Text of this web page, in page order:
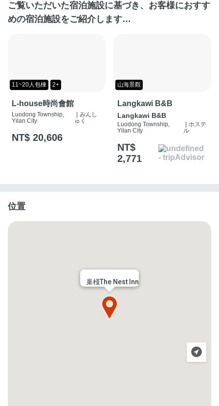
ご覧いただいた宿泊施設に基づき、お客様におすす
めの宿泊施設をご紹介します…
11~20人包棟 2+
L-house時尚會館
Luodong Township,
Yilan City
| みんし
ゅく
NT$ 20,606
山海景觀
Langkawi B&B
Langkawi B&B
Luodong Township,
Yilan City
| ホステ
ル
NT$
2,771
位置
巢棧The Nest Inn